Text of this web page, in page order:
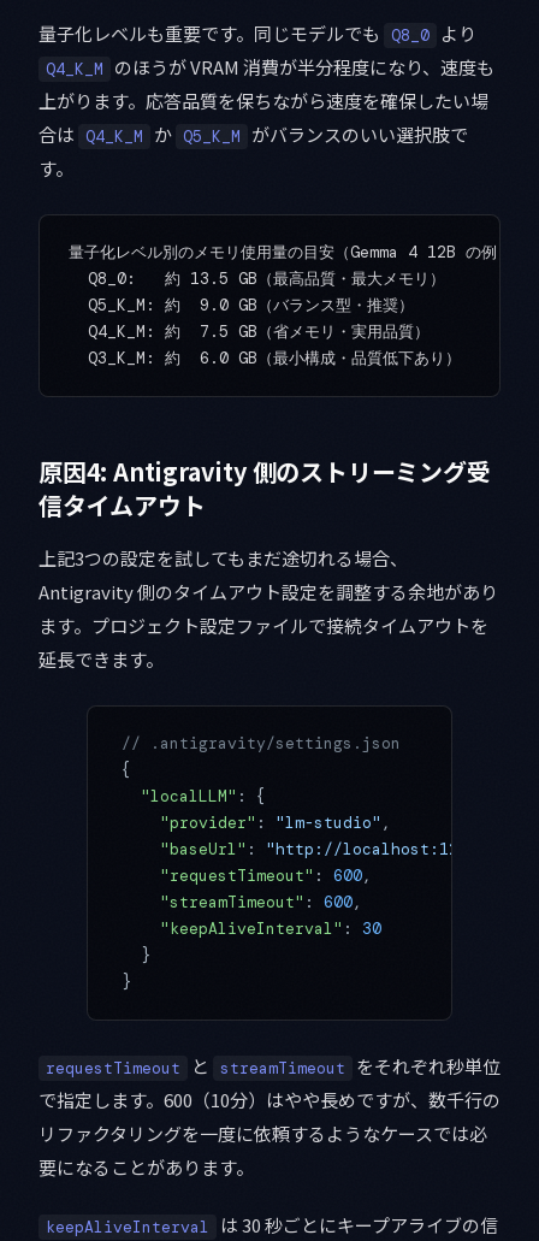
量子化レベルも重要です。同じモデルでも Q8_0 より
Q4_K_M
のほうが VRAM 消費が半分程度になり、速度も
上がります。応答品質を保ちながら速度を確保したい場
合は Q4_K_M か Q5_K_M
がバランスのいい選択肢で
す。
量子化レベル別のメモリ使用量の目安（Gemma 4 12B の例）:
  Q8_0:   約 13.5 GB（最高品質・最大メモリ）
  Q5_K_M: 約  9.0 GB（バランス型・推奨）
  Q4_K_M: 約  7.5 GB（省メモリ・実用品質）
原因4: Antigravity 側のストリーミング受
信タイムアウト
上記3つの設定を試してもまだ途切れる場合、
Antigravity 側のタイムアウト設定を調整する余地があり
ます。プロジェクト設定ファイルで接続タイムアウトを
延長できます。
// .antigravity/settings.json
{
  "localLLM"
: {
    "provider"
: "lm-studio" ,
    "baseUrl"
: "http://localhost:1234/v1"
    "requestTimeout"
: 600,
    "streamTimeout"
: 600,
    "keepAliveInterval"
: 30
  }
}
requestTimeout と streamTimeout
をそれぞれ秒単位
で指定します。600（10分）はやや長めですが、数千行の
リファクタリングを一度に依頼するようなケースでは必
要になることがあります。
keepAliveInterval は 30 秒ごとにキープアライブの信